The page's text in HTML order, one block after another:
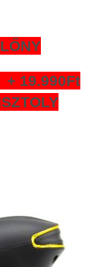
19.990Ft